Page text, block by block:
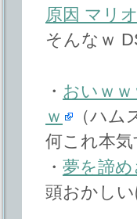
原因 マリ
そんなｗ
・ おいｗ
ｗ
（ハム
何これ本
・ 夢を諦め
頭おかしい